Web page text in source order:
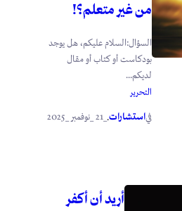
من غير متعلم؟!
السؤال:السلام عليكم، هل يوجد
بودكاست أو كتاب أو مقال
لديكم...
التحرير
فياستشارات. _21 _نوفمبر _2025
أريد أن أكفر